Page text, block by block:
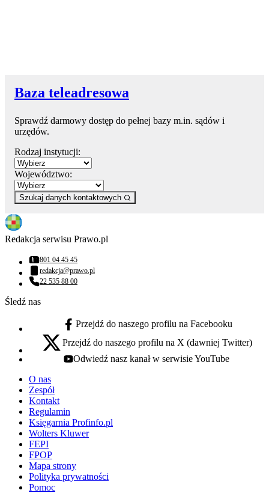
Baza teleadresowa
Sprawdź darmowy dostęp do pełnej bazy m.in. sądów i
urzędów.
Rodzaj instytucji:
Województwo:
Szukaj danych kontaktowych
Redakcja serwisu Prawo.pl
Numer telefonu:
801 04 45 45
Adres email:
redakcja@prawo.pl
Numer telefonu:
22 535 88 00
Śledź nas
facebook - otwiera się w nowej karcie
Przejdź do naszego profilu na Facebooku
x - otwiera się w nowej karcie
Przejdź do naszego profilu na X (dawniej Twitter)
youtube - otwiera się w nowej karcie
Odwiedź nasz kanał w serwisie YouTube
O nas
Zespół
Kontakt
Regulamin
Księgarnia Profinfo.pl
Wolters Kluwer
FEPI
FPOP
Mapa strony
Polityka prywatności
Pomoc